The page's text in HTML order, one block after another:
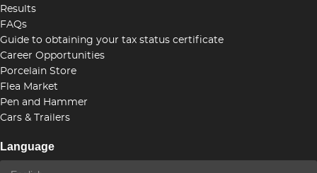
Results
FAQs
Guide to obtaining your tax status certificate
Career Opportunities
Porcelain Store
Flea Market
Pen and Hammer
Cars & Trailers
Language